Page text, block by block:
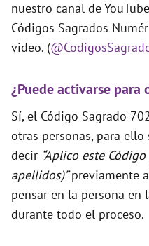
nuestro canal de
Códigos Sagrados
video. (
¿Puede activarse para
Sí, el Código Sagrado
otras personas, para
decir “Aplico este
apellidos)”previamente
pensar en la persona en
durante todo el proceso.